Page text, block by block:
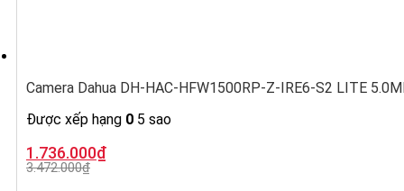
Camera Dahua DH-HAC-HFW1500RP-Z-IRE6-S2 LITE
Được xếp hạng 0 5 sao
3.472.000₫
Giá
gốc
là:
1.736.000₫
Giá
hiện
tại